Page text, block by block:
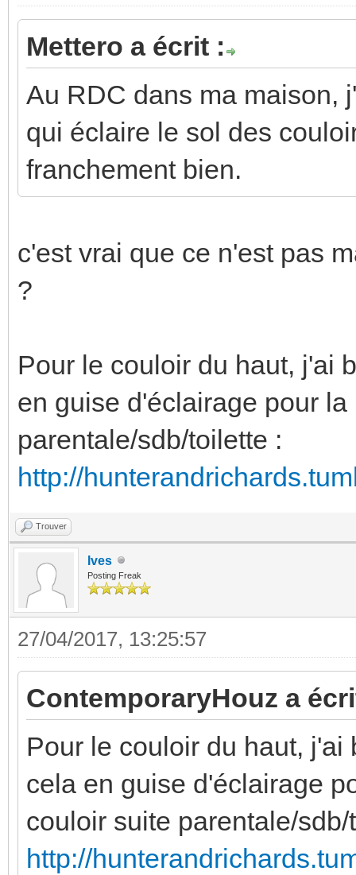
Mettero a écrit :
Au RDC dans ma maison,
qui éclaire le sol des
franchement bien.
c'est vrai que ce n'est pas
?
Pour le couloir du haut, j'ai
en guise d'éclairage pour
parentale/sdb/toilette :
http://
Trouver
Ives
Posting Freak
27/04/2017, 13:25:57
ContemporaryHouz a
Pour le couloir du haut,
cela en guise d'éclairage
couloir suite parentale/
http://